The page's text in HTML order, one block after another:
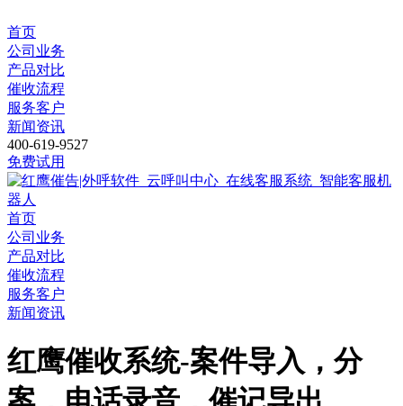
首页
公司业务
产品对比
催收流程
服务客户
新闻资讯
400-619-9527
免费试用
首页
公司业务
产品对比
催收流程
服务客户
新闻资讯
红鹰催收系统-案件导入，分